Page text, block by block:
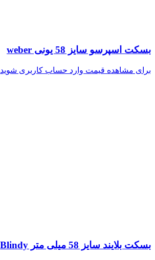
بسکت اسپرسو سایز 58 یونی weber
برای مشاهده قیمت وارد حساب کاربری شوید
بسکت بلایند سایز 58 میلی متر Blindy